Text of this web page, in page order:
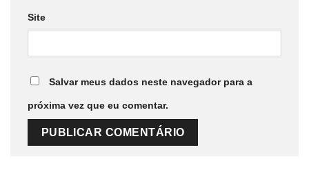
Site
Salvar meus dados neste navegador para a
próxima vez que eu comentar.